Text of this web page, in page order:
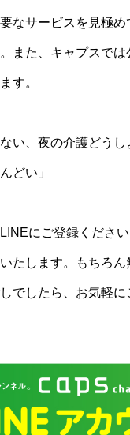
なサービスを見極め
また、キャプスで
す。
い、夜の介護どうし
どい」
にご登録くださ
たします。もちろん
でしたら、お気軽に